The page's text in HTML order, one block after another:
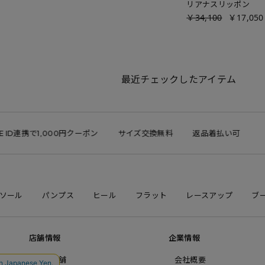
リアナスリッポン
￥34,100 ￥17,050
最近チェックしたアイテム
1,000円クーポン サイズ交換無料 返品着払い可
ール パンプス ヒール フラット レースアップ ブ
店舗情報
直営店舗
企業情報
会社概要